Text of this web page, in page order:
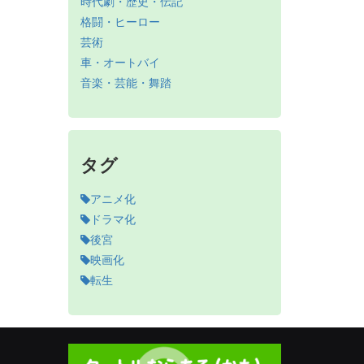
格闘・ヒーロー
芸術
車・オートバイ
音楽・芸能・舞踏
タグ
アニメ化
ドラマ化
後宮
映画化
転生